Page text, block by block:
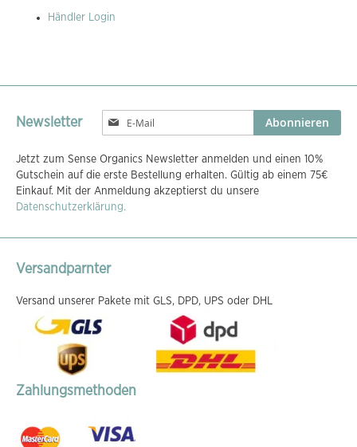
Händler Login
Newsletter
Melden
Sie
für
unseren
Newsletter
an:
Abonnieren
Jetzt zum Sense Organics Newsletter anmelden und einen 10%
Gutschein auf die erste Bestellung erhalten. Gültig ab einem 75€
Einkauf. Mit der Anmeldung akzeptierst du unsere
Datenschutzerklärung.
Versandparnter
Versand unserer Pakete mit GLS, DPD, UPS oder DHL
Zahlungsmethoden